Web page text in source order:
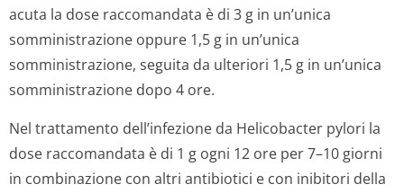
acuta la dose raccomandata è di 3 g in un’unica
somministrazione oppure 1,5 g in un’unica
somministrazione, seguita da ulteriori 1,5 g in un’unica
somministrazione dopo 4 ore.
Nel trattamento dell’infezione da Helicobacter pylori la
dose raccomandata è di 1 g ogni 12 ore per 7–10 giorni
in combinazione con altri antibiotici e con inibitori della